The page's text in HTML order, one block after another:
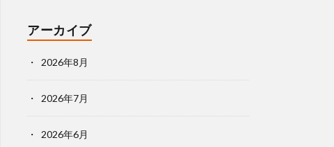
アーカイブ
2026年8月
2026年7月
2026年6月